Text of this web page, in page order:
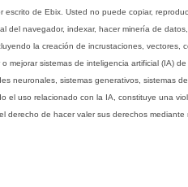
de Ebix. Usted no puede copiar,
del navegador, indexar, hacer minería de
la creación de incrustaciones, vectores,
mejorar sistemas de inteligencia artificial (IA)
neuronales, sistemas generativos, sistemas
el uso relacionado con la IA, constituye una
de hacer valer sus derechos mediante